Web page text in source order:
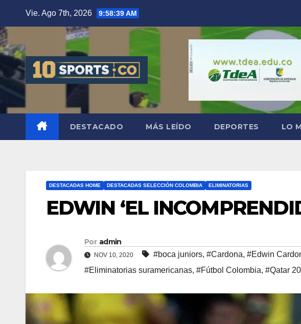
Vie. Ago 7th, 2026 9:58:40 AM
DESTACADO MÁS LEÍDO DEPORTES LO
DESTACADAS HOME DESTACADAS SELECCIÓN COLOMBIA ELIMINATORIAS
EDWIN ‘EL
Por admin
NOV 10, 2020 #boca juniors, #Cardona, #Edwin
#Eliminatorias suramericanas, #Fútbol Colombia, #Qatar